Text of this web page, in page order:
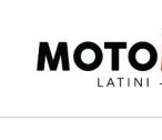
contenuto